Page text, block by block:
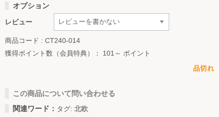
オプション
レビュー
商品コード : CT240-014
獲得ポイント数（会員特典）：
101～ ポイント
品切れ
この商品について問い合わせる
関連ワード： タグ: 北欧